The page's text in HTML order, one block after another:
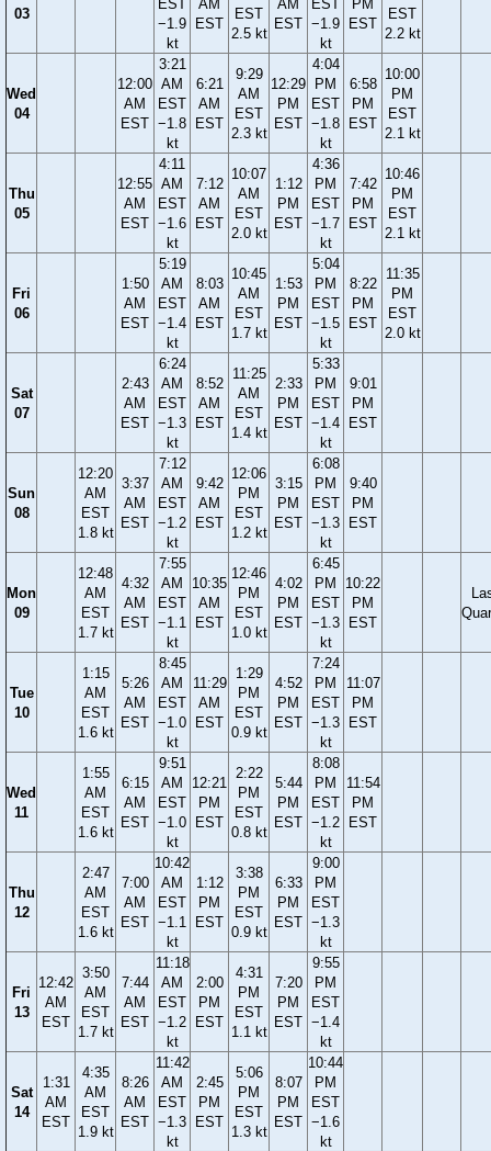
03
EST
−1.9
kt
AM
EST
EST
2.5 kt
AM
EST
EST
−1.9
kt
PM
EST
EST
2.2 kt
Wed
04
12:00
AM
EST
3:21
AM
EST
−1.8
kt
6:21
AM
EST
9:29
AM
EST
2.3 kt
12:29
PM
EST
4:04
PM
EST
−1.8
kt
6:58
PM
EST
10:00
PM
EST
2.1 kt
Thu
05
12:55
AM
EST
4:11
AM
EST
−1.6
kt
7:12
AM
EST
10:07
AM
EST
2.0 kt
1:12
PM
EST
4:36
PM
EST
−1.7
kt
7:42
PM
EST
10:46
PM
EST
2.1 kt
Fri
06
1:50
AM
EST
5:19
AM
EST
−1.4
kt
8:03
AM
EST
10:45
AM
EST
1.7 kt
1:53
PM
EST
5:04
PM
EST
−1.5
kt
8:22
PM
EST
11:35
PM
EST
2.0 kt
Sat
07
2:43
AM
EST
6:24
AM
EST
−1.3
kt
8:52
AM
EST
11:25
AM
EST
1.4 kt
2:33
PM
EST
5:33
PM
EST
−1.4
kt
9:01
PM
EST
Sun
08
12:20
AM
EST
1.8 kt
3:37
AM
EST
7:12
AM
EST
−1.2
kt
9:42
AM
EST
12:06
PM
EST
1.2 kt
3:15
PM
EST
6:08
PM
EST
−1.3
kt
9:40
PM
EST
Mon
09
12:48
AM
EST
1.7 kt
4:32
AM
EST
7:55
AM
EST
−1.1
kt
10:35
AM
EST
12:46
PM
EST
1.0 kt
4:02
PM
EST
6:45
PM
EST
−1.3
kt
10:22
PM
EST
Tue
10
1:15
AM
EST
1.6 kt
5:26
AM
EST
8:45
AM
EST
−1.0
kt
11:29
AM
EST
1:29
PM
EST
0.9 kt
4:52
PM
EST
7:24
PM
EST
−1.3
kt
11:07
PM
EST
Wed
11
1:55
AM
EST
1.6 kt
6:15
AM
EST
9:51
AM
EST
−1.0
kt
12:21
PM
EST
2:22
PM
EST
0.8 kt
5:44
PM
EST
8:08
PM
EST
−1.2
kt
11:54
PM
EST
Thu
12
2:47
AM
EST
1.6 kt
7:00
AM
EST
10:42
AM
EST
−1.1
kt
1:12
PM
EST
3:38
PM
EST
0.9 kt
6:33
PM
EST
9:00
PM
EST
−1.3
kt
Fri
13
12:42
AM
EST
3:50
AM
EST
1.7 kt
7:44
AM
EST
11:18
AM
EST
−1.2
kt
2:00
PM
EST
4:31
PM
EST
1.1 kt
7:20
PM
EST
9:55
PM
EST
−1.4
kt
Sat
14
1:31
AM
EST
4:35
AM
EST
1.9 kt
8:26
AM
EST
11:42
AM
EST
−1.3
kt
2:45
PM
EST
5:06
PM
EST
1.3 kt
8:07
PM
EST
10:44
PM
EST
−1.6
kt